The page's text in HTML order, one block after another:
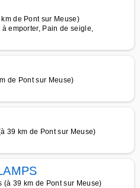
de Pont sur Meuse)
emporter, Pain de seigle,
de Pont sur Meuse)
39 km de Pont sur Meuse)
(à 39 km de Pont sur Meuse)